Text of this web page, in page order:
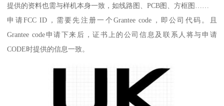
提供的资料也需与样机本身一致，如线路图、PCB图、方框图……
申请FCC ID，需要先注册一个Grantee code，即公司代码。且
Grantee code申请下来后，证书上的公司信息及联系人将与申请
CODE时提供的信息一致。